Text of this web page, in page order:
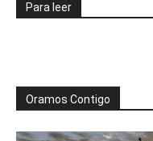
Para leer
Oramos Contigo